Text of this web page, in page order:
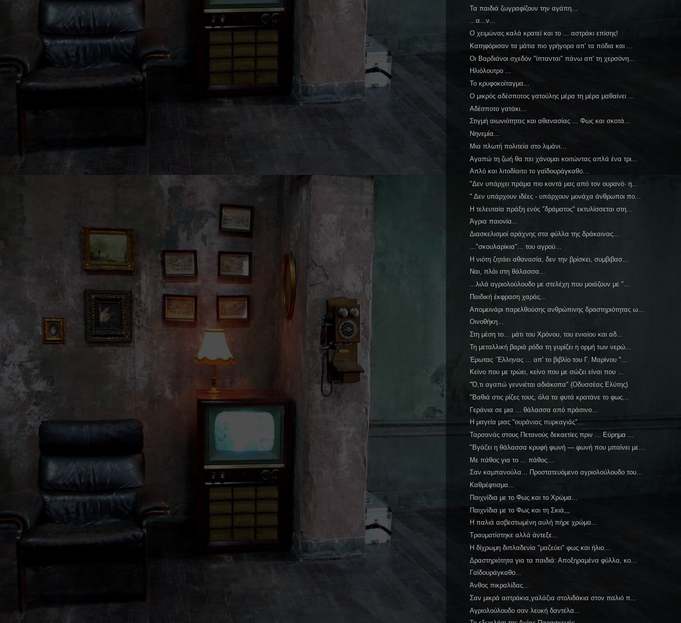
Τα παιδιά ζωγραφίζουν την αγάπη...
...α...ν...
Ο χειμώνας καλά κρατεί και το ... αστράκι επίσης!
Κατηφόρισαν τα μάτια πιο γρήγορα απ' τα πόδια και ...
Οι Βαρδιάνοι σχεδόν "ίπτανται" πάνω απ' τη χερσόνη...
Ηλιόλουτρο ...
Το κρυφοκοίταγμα...
Ο μικρός αδέσποτος γατούλης μέρα τη μέρα μαθαίνει ...
Αδέσποτο γατάκι...
Στιγμή αιωνιότητας και αθανασίας ... Φως και σκοτά...
Νηνεμία...
Μια πλωτή πολιτεία στο λιμάνι...
Αγαπώ τη ζωή θα πει χάνομαι κοιτώντας απλά ένα τρι...
Απλό και λιτοδίαιτο το γαϊδουράγκαθο...
"Δεν υπάρχει πράμα πιο κοντά μας από τον ουρανό· η...
" Δεν υπάρχουν ιδέες - υπάρχουν μονάχα άνθρωποι πο...
Η τελευταία πράξη ενός "δράματος" εκτυλίσσεται στη...
Άγρια παιονία...
Διασκελισμοί αράχνης στα φύλλα της δράκαινας...
..."σκουλαρίκια"... του αγρού...
Η νιότη ζητάει αθανασία, δεν την βρίσκει, συμβιβασ...
Ναι, πλάι στη θάλασσα...
...λιλά αγριολούλουδο με στελέχη που μοιάζουν με "...
Παιδική έκφραση χαράς...
Απομεινάρι παρελθούσης ανθρώπινης δραστηριότητας ω...
Οινοθήκη...
Στη μέση το... μάτι του Χρόνου, του ενιαίου και αδ...
Τη μεταλλική βαριά ρόδα τη γυρίζει η ορμή των νερώ...
Έρωτας ΄Έλληνας ... απ' το βιβλίο του Γ. Μαρίνου "...
Κείνο που με τρώει, κείνο που με σώζει είναι που ...
"Ό,τι αγαπώ γεννιέται αδιάκοπα" (Οδυσσέας Ελύτης)
"Βαθιά στις ρίζες τους, όλα τα φυτά κρατάνε το φως...
Γεράνια σε μια ... θάλασσα από πράσινο...
Η μαγεία μιας "ουράνιας πυρκαγιάς"...
Ταρσανάς στους Πετανούς δεκαετίες πριν ... Εύρημα ...
"Βγάζει η θάλασσα κρυφή φωνή — φωνή που μπαίνει με...
Με πάθος για το ... πάθος...
Σαν καμπανούλα... Προστατευόμενο αγριολούλουδο του...
Καθρέφτισμα...
Παιχνίδια με το Φως και το Χρώμα...
Παιχνίδια με το Φως και τη Σκιά,,,
Η παλιά ασβεστωμένη αυλή πήρε χρώμα...
Τραυματίστηκε αλλά άντεξε...
Η δίχρωμη διπλαδενία "μαζεύει" φως και ήλιο...
Δραστηριότητα για τα παιδιά: Αποξηραμένα φύλλα, κο...
Γαϊδουράγκαθο...
Άνθος πικραλίδας...
Σαν μικρά αστράκια,γαλάζια στολιδάκια στον παλιό π...
Αγριολούλουδο σαν λευκή δαντέλα...